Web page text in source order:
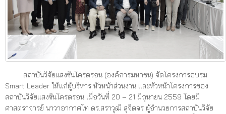
สถาบันวิจัยแสงซินโครตรอน (องค์การมหาชน) จัดโครงการอบรม
Smart Leader ให้แก่ผู้บริหาร หัวหน้าส่วนงาน และหัวหน้าโครงการของ
สถาบันวิจัยแสงซินโครตรอน เมื่อวันที่ 20 – 21 มิถุนายน 2559 โดยมี
ศาสตราจารย์ นาวาอากาศโท ดร.สราวุฒิ สุจิตจร ผู้อำนวยการสถาบันวิจัย